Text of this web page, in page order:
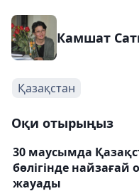
Камшат
Қазақстан
Оқи отырыңыз
30 маусымда
бөлігінде
жауады